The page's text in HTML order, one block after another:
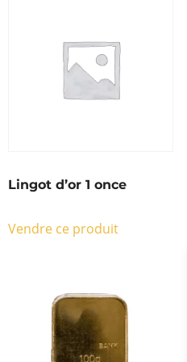
Lingot d’or 1 once
Vendre ce produit